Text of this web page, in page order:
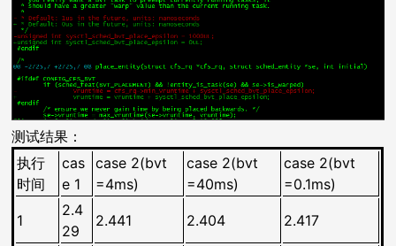
测试结果：
执行
时间
cas
e 1
case 2(bvt
=4ms)
case 2(bvt
=40ms)
case 2(bvt
=0.1ms)
1
2.4
29
2.441 2.404 2.417